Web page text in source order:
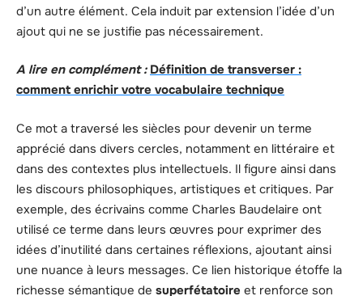
d’un autre élément. Cela induit par extension l’idée d’un
ajout qui ne se justifie pas nécessairement.
A lire en complément : Définition de transverser :
comment enrichir votre vocabulaire technique
Ce mot a traversé les siècles pour devenir un terme
apprécié dans divers cercles, notamment en littéraire et
dans des contextes plus intellectuels. Il figure ainsi dans
les discours philosophiques, artistiques et critiques. Par
exemple, des écrivains comme Charles Baudelaire ont
utilisé ce terme dans leurs œuvres pour exprimer des
idées d’inutilité dans certaines réflexions, ajoutant ainsi
une nuance à leurs messages. Ce lien historique étoffe la
richesse sémantique de superfétatoire et renforce son